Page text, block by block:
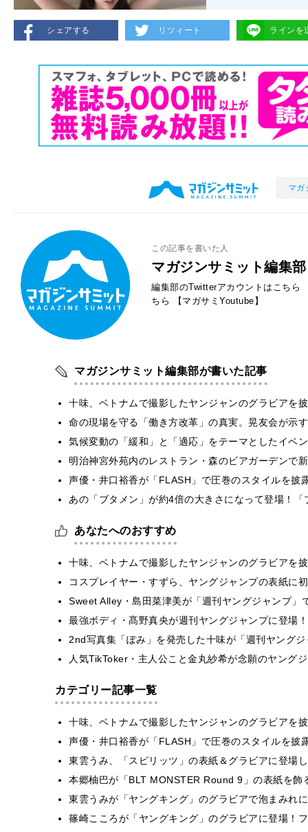
シェアする リツィート ラインを
マガ
この記事を書いた人
マガジンサミット編集部
編集部のTwitterアカウントはこちら
ちら
【マガサミYoutube】
マガジンサミット編集部が書いた記事
十味、ベトナムで撮影したヤンジャンのグラビアを
命の現場を守る「働き方改革」の真実。晃友会が示
気候変動の「緩和」と「適応」をテーマとしたイベ
明治神宮外苑内のレストラン・森のビアガーデンで
声優・井口裕香が「FLASH」で圧巻のスタイルを
あの「ブタメン」が約4倍の大きさになって登場！
あなたへのおすすめ
十味、ベトナムで撮影したヤンジャンのグラビアを
コスプレイヤー・すずら、ヤングジャンプの表紙に
Sweet Alley・島田菜津美が「週刊ヤングジャンプ」
最強ボディ・髙野真央が週刊ヤングジャンプに登場
2nd写真集「ぽみ」を発売した十味が「週刊ヤング
人気TikToker・主人公こと金丸紗希が念願のヤング
カテゴリー記事一覧
十味、ベトナムで撮影したヤンジャンのグラビアを
声優・井口裕香が「FLASH」で圧巻のスタイルを
東雲うみ、「スピリッツ」の表紙＆グラビアに登場
本郷柚巴が「BLT MONSTER Round 9」の表紙を
東雲うみが「ヤングキング」のグラビアで泡まみれ
篠崎こころが「ヤングキング」のグラビアに登場！